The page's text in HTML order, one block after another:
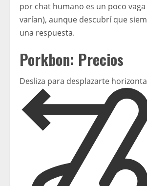
por chat humano es un poco
varían), aunque descubrí que
una respuesta.
Porkbon: Precios
Desliza para desplazarte